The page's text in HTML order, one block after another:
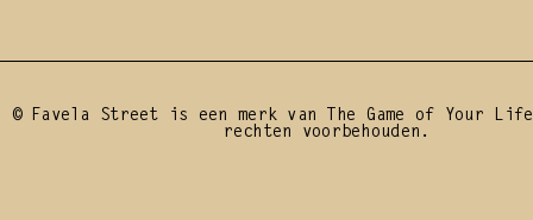
© Favela Street is een merk van The Game of Your
rechten voorbehouden.